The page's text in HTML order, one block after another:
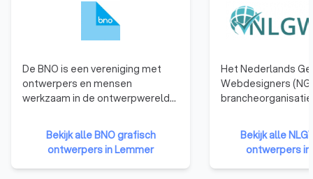
De BNO is een vereniging met
ontwerpers en mensen
werkzaam in de ontwerpwereld
vertegenwoordigt en versterkt
ontwerpers in Nederland.
Bekijk alle BNO grafisch
ontwerpers in Lemmer
Het Nederlands
Webdesigners
die zijn
hebben namelijk
de nodige kennis,
vaardigheden te
Bekijk alle
ontwerpers